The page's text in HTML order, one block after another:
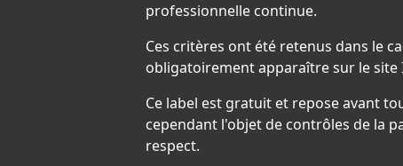
professionnelle continue.
Ces critères ont été retenus dans le
obligatoirement apparaître sur le site
Ce label est gratuit et repose avant
cependant l'objet de contrôles de la
respect.